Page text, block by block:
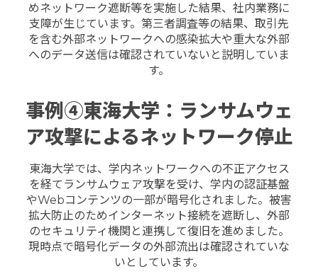
めネットワーク遮断等を実施した結果、社内業務に
支障が生じています。 第三者調査等の結果、取引先
を含む外部ネットワークへの感染拡大や重大な外部
へのデータ送信は確認されていないと説明していま
す。
事例④東海大学：ランサムウェ
ア攻撃によるネットワーク停止
東海大学では、学内ネットワークへの不正アクセス
を経てランサムウェア攻撃を受け、学内の認証基盤
やWebコンテンツの一部が暗号化されました。被害
拡大防止のためインターネット接続を遮断し、外部
のセキュリティ機関と連携して復旧を進めました。
現時点で暗号化データの外部流出は確認されていな
いとしています。